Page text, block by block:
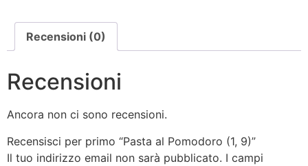
Recensioni (0)
Recensioni
Ancora non ci sono recensioni.
Recensisci per primo “Pasta al Pomodoro (1, 9)”
Il tuo indirizzo email non sarà pubblicato. I campi